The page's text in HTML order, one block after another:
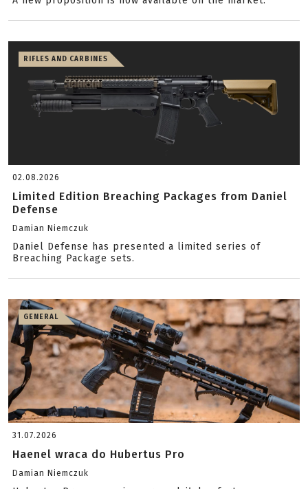
RIFLES AND CARBINES
02.08.2026
Limited Edition Breaching Packages from Daniel
Defense
Damian Niemczuk
Daniel Defense has presented a limited series of
Breaching Package sets.
GENERAL
31.07.2026
Haenel wraca do Hubertus Pro
Damian Niemczuk